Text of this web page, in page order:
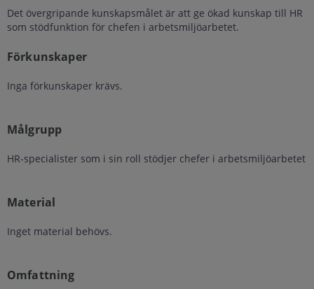
Det övergripande kunskapsmålet är att ge ökad kunskap till HR
som stödfunktion för chefen i arbetsmiljöarbetet.
Förkunskaper
Inga förkunskaper krävs.
Målgrupp
HR-specialister som i sin roll stödjer chefer i arbetsmiljöarbetet
Material
Inget material behövs.
Omfattning